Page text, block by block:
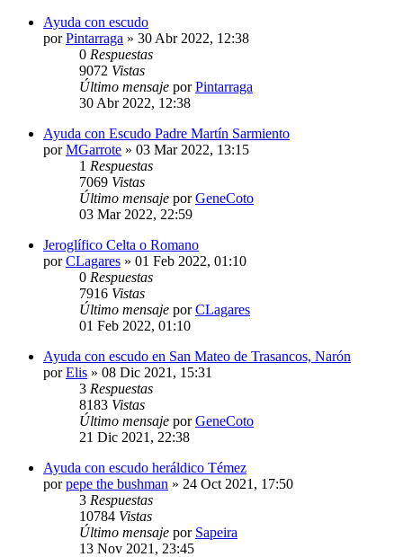
Ayuda con escudo
porPintarraga » 30 Abr 2022, 12:38
0 Respuestas
9072 Vistas
Último mensaje porPintarraga
30 Abr 2022, 12:38
Ayuda con Escudo Padre Martín Sarmiento
porMGarrote » 03 Mar 2022, 13:15
1 Respuestas
7069 Vistas
Último mensaje porGeneCoto
03 Mar 2022, 22:59
Jeroglífico Celta o Romano
porCLagares » 01 Feb 2022, 01:10
0 Respuestas
7916 Vistas
Último mensaje porCLagares
01 Feb 2022, 01:10
Ayuda con escudo en San Mateo de Trasancos, Narón
porElis » 08 Dic 2021, 15:31
3 Respuestas
8183 Vistas
Último mensaje porGeneCoto
21 Dic 2021, 22:38
Ayuda con escudo heráldico Témez
porpepe the bushman » 24 Oct 2021, 17:50
3 Respuestas
10784 Vistas
Último mensaje por Sapeira
13 Nov 2021, 23:45